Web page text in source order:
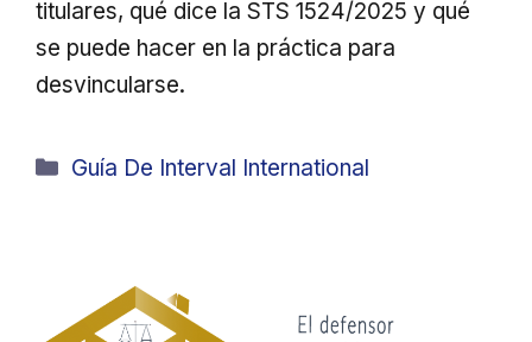
titulares, qué dice la STS 1524/2025 y qué
se puede hacer en la práctica para
desvincularse.
Categorías
Guía De Interval International